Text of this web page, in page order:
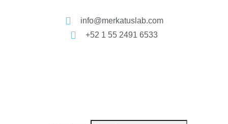
info@merkatuslab.com
+52 1 55 2491 6533